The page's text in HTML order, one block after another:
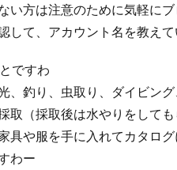
い方は注意のために気軽にブ
して、アカウント名を教えて
ですわ
、釣り、虫取り、ダイビン
取（採取後は水やりをして
具や服を手に入れてカタロ
わー